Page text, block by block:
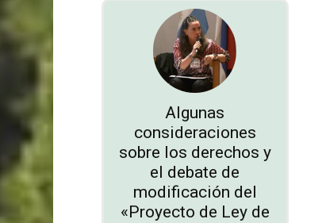
Algunas
consideraciones
sobre los derechos y
el debate de
modificación del
«Proyecto de Ley de